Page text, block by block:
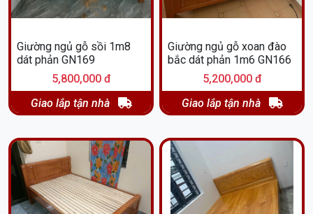
Giường ngủ gỗ sồi 1m8
dát phản GN169
5,800,000 đ
Giao lắp tận nhà
Giường ngủ gỗ xoan đào
bắc dát phản 1m6 GN166
5,200,000 đ
Giao lắp tận nhà